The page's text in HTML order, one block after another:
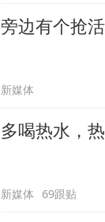
旁边有个抢
新媒体
多喝热水，
新媒体 69跟贴